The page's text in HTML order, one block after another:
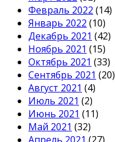
Февраль 2022 (14)
Январь 2022 (10)
Декабрь 2021 (42)
Ноябрь 2021 (15)
Октябрь 2021 (33)
Сентябрь 2021 (20)
Август 2021 (4)
Июль 2021 (2)
Июнь 2021 (11)
Май 2021 (32)